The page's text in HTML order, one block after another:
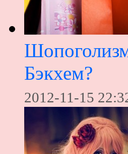
Бэкхем?
2012-11-15